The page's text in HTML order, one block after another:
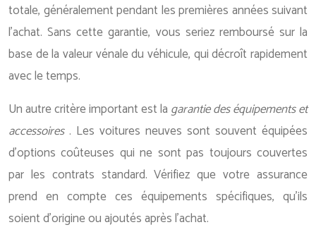
totale, généralement pendant les premières années suivant
l’achat. Sans cette garantie, vous seriez remboursé sur la
base de la valeur vénale du véhicule, qui décroît rapidement
avec le temps.
Un autre critère important est lagarantie des équipements et
accessoires . Les voitures neuves sont souvent équipées
d’options coûteuses qui ne sont pas toujours couvertes
par les contrats standard. Vérifiez que votre assurance
prend en compte ces équipements spécifiques, qu’ils
soient d’origine ou ajoutés après l’achat.